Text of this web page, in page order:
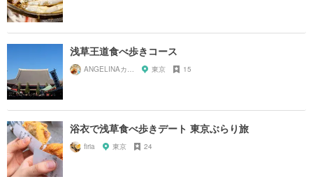
浅草王道食べ歩きコース
ANGELINAカフェ巡りサークル 東京 15
浴衣で浅草食べ歩きデート 東京ぶらり旅
firia 東京 24